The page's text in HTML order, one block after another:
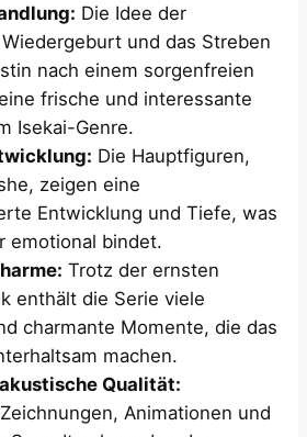
Die Idee der
und das Streben
nach einem sorgenfreien
frische und interessante
Isekai-Genre.
Die Hauptfiguren,
zeigen eine
Entwicklung und Tiefe, was
emotional bindet.
Trotz der ernsten
enthält die Serie viele
charmante Momente, die das
machen.
Qualität:
Animationen und